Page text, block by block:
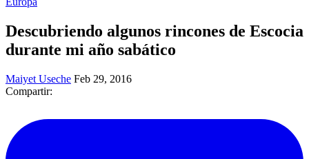
Descubriendo algunos rincones de Escocia
durante mi año sabático
Maiyet Useche Feb 29, 2016
Compartir: